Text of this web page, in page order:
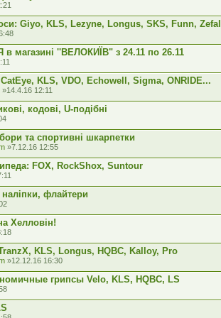
Giyo, KLS, Lezyne, Longus, SKS, Funn, Zefal
магазині ''ВЕЛОКИЇВ" з 24.11 по 26.11
KLS, VDO, Echowell, Sigma, ONRIDE...
»14.4.16 12:11
кодові, U-подібні
та спортивні шкарпетки
»7.12.16 12:55
FOX, RockShox, Suntour
наліпки, флайтери
Хелловін!
KLS, Longus, HQBC, Kalloy, Pro
»12.12.16 16:30
грипсы Velo, KLS, HQBC, LS